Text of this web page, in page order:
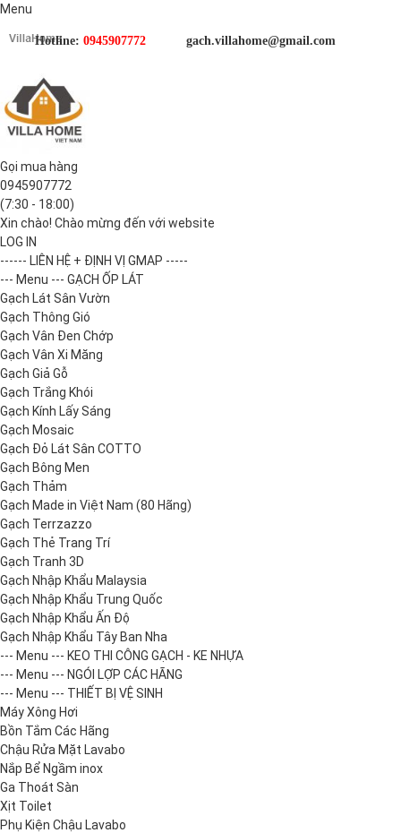
Menu
Hotline: 0945907772 gach.villahome@gmail.com
Gọi mua hàng
0945907772
(7:30 - 18:00)
Xin chào! Chào mừng đến với website
LOG IN
------ LIÊN HỆ + ĐỊNH VỊ GMAP -----
--- Menu --- GẠCH ỐP LÁT
Gạch Lát Sân Vườn
Gạch Thông Gió
Gạch Vân Đen Chớp
Gạch Vân Xi Măng
Gạch Giả Gỗ
Gạch Trắng Khói
Gạch Kính Lấy Sáng
Gạch Mosaic
Gạch Đỏ Lát Sân COTTO
Gạch Bông Men
Gạch Thảm
Gạch Made in Việt Nam (80 Hãng)
Gạch Terrzazzo
Gạch Thẻ Trang Trí
Gạch Tranh 3D
Gạch Nhập Khẩu Malaysia
Gạch Nhập Khẩu Trung Quốc
Gạch Nhập Khẩu Ấn Độ
Gạch Nhập Khẩu Tây Ban Nha
--- Menu --- KEO THI CÔNG GẠCH - KE NHỰA
--- Menu --- NGÓI LỢP CÁC HÃNG
--- Menu --- THIẾT BỊ VỆ SINH
Máy Xông Hơi
Bồn Tắm Các Hãng
Chậu Rửa Mặt Lavabo
Nắp Bể Ngầm inox
Ga Thoát Sàn
Xịt Toilet
Phụ Kiện Chậu Lavabo